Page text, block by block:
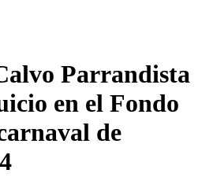
Parrandista
en el Fondo
de